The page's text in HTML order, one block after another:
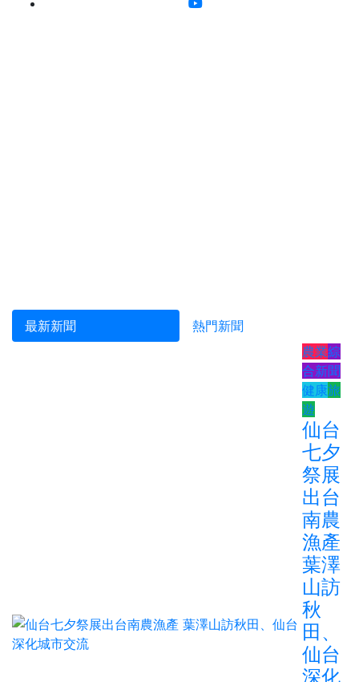
最新新聞
熱門新聞
農業綜
合新聞
健康旅
遊
仙台
七夕
祭展
出台
南農
漁產
葉澤
山訪
秋
田、
仙台
深化